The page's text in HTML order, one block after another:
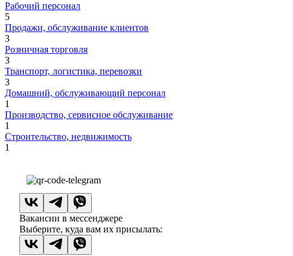
Рабочий персонал
5
Продажи, обслуживание клиентов
3
Розничная торговля
3
Транспорт, логистика, перевозки
3
Домашний, обслуживающий персонал
1
Производство, сервисное обслуживание
1
Строительство, недвижимость
1
Вакансии в мессенджере
Выберите, куда вам их присылать: